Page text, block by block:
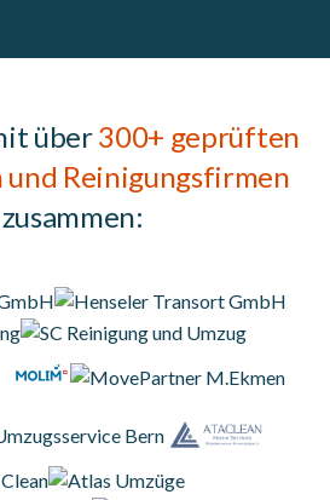
über300+ geprüften
Reinigungsfirmen